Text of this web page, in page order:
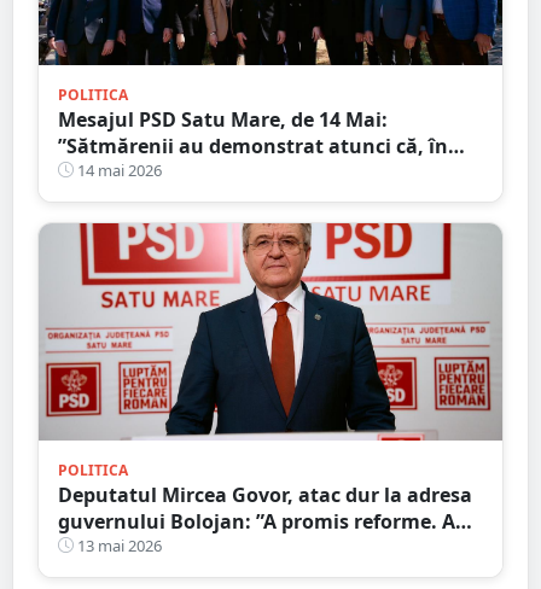
POLITICA
Mesajul PSD Satu Mare, de 14 Mai:
”Sătmărenii au demonstrat atunci că, în
fața unei tragedii, solidaritatea poate
transforma suferința în speranță”
14 mai 2026
POLITICA
Deputatul Mircea Govor, atac dur la adresa
guvernului Bolojan: ”A promis reforme. A
livrat scumpiri, taxe și blocaj economic.
Românii plătesc prețul”
13 mai 2026